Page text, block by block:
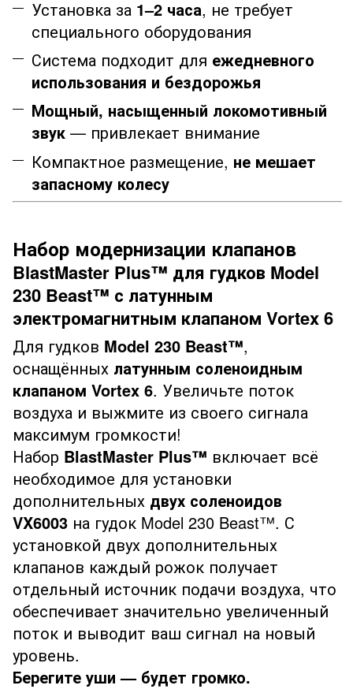
Установка за 1–2 часа, не требует
специального оборудования
Система подходит для ежедневного
использования и бездорожья
Мощный, насыщенный локомотивный
звук — привлекает внимание
Компактное размещение, не мешает
запасному колесу
Набор модернизации клапанов
BlastMaster Plus™ для гудков Model
230 Beast™ с латунным
электромагнитным клапаном Vortex 6
Для гудков Model 230 Beast™,
оснащённых латунным соленоидным
клапаном Vortex 6. Увеличьте поток
воздуха и выжмите из своего сигнала
максимум громкости!
Набор BlastMaster Plus™ включает всё
необходимое для установки
дополнительных двух соленоидов
VX6003 на гудок Model 230 Beast™. С
установкой двух дополнительных
клапанов каждый рожок получает
отдельный источник подачи воздуха, что
обеспечивает значительно увеличенный
поток и выводит ваш сигнал на новый
уровень.
Берегите уши — будет громко.